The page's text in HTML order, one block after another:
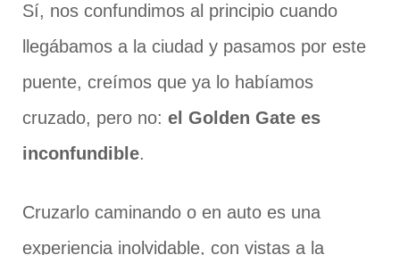
Sí, nos confundimos al principio cuando
llegábamos a la ciudad y pasamos por este
puente, creímos que ya lo habíamos
cruzado, pero no: el Golden Gate es
inconfundible.
Cruzarlo caminando o en auto es una
experiencia inolvidable, con vistas a la